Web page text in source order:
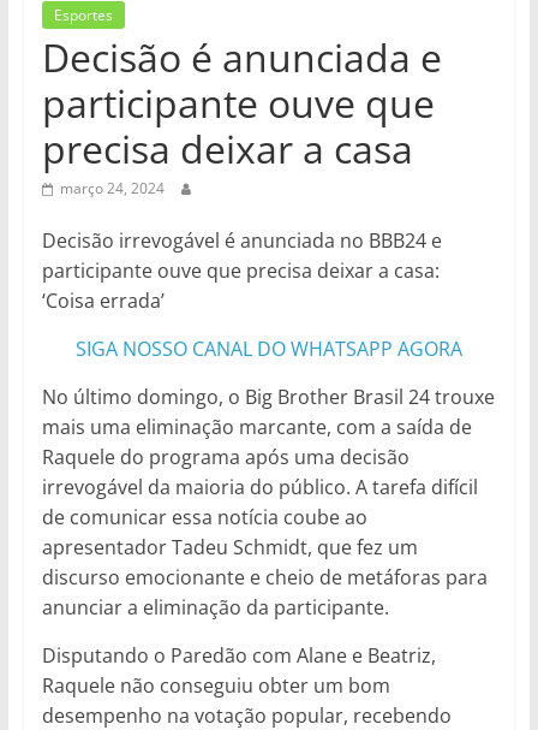
Esportes
Decisão é anunciada e
participante ouve que
precisa deixar a casa
março 24, 2024
Decisão irrevogável é anunciada no BBB24 e
participante ouve que precisa deixar a casa:
‘Coisa errada’
SIGA NOSSO CANAL DO WHATSAPP AGORA
No último domingo, o Big Brother Brasil 24 trouxe
mais uma eliminação marcante, com a saída de
Raquele do programa após uma decisão
irrevogável da maioria do público. A tarefa difícil
de comunicar essa notícia coube ao
apresentador Tadeu Schmidt, que fez um
discurso emocionante e cheio de metáforas para
anunciar a eliminação da participante.
Disputando o Paredão com Alane e Beatriz,
Raquele não conseguiu obter um bom
desempenho na votação popular, recebendo